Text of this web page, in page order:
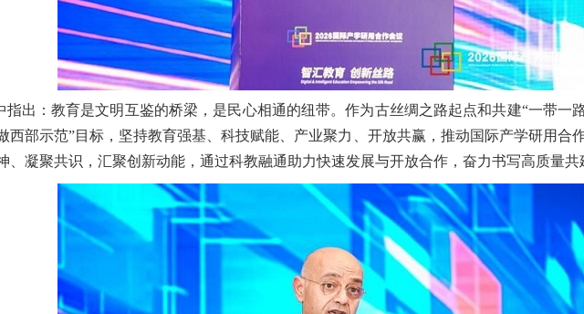
指出：教育是文明互鉴的桥梁，是民心相通的纽带。作为古丝绸之路起点和共建“一带一
西部示范”目标，坚持教育强基、科技赋能、产业聚力、开放共赢，推动国际产学研用合
、凝聚共识，汇聚创新动能，通过科教融通助力快速发展与开放合作，奋力书写高质量共